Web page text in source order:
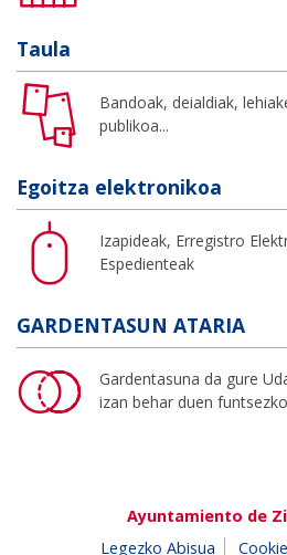
Taula
Bandoak, deialdiak,
publikoa...
Egoitza elektronikoa
Izapideak, Erregistro
Espedienteak
GARDENTASUN ATARIA
Gardentasuna da gure
izan behar duen
Ayuntamiento de
Legezko Abisua